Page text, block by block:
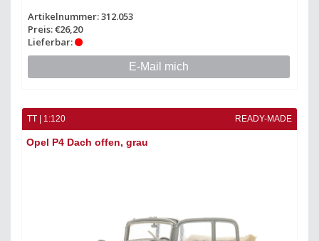
Artikelnummer: 312.053
Preis: €26,20
Lieferbar:
E-Mail mich
TT | 1:120 READY-MADE
Opel P4 Dach offen, grau